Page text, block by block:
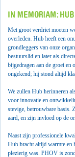
IN MEMORIAM:
Met groot verdriet moeten
overleden. Hub heeft een
grondleggers van onze
bestuurslid en later als
bijgedragen aan de groei
ongekend; hij stond altijd
We zullen Hub herinneren
voor innovatie en
stevige, betrouwbare basis.
aard, en zijn invloed op de
Naast zijn professionele
Hub bracht altijd warmte en
plezierig was. PHOV is